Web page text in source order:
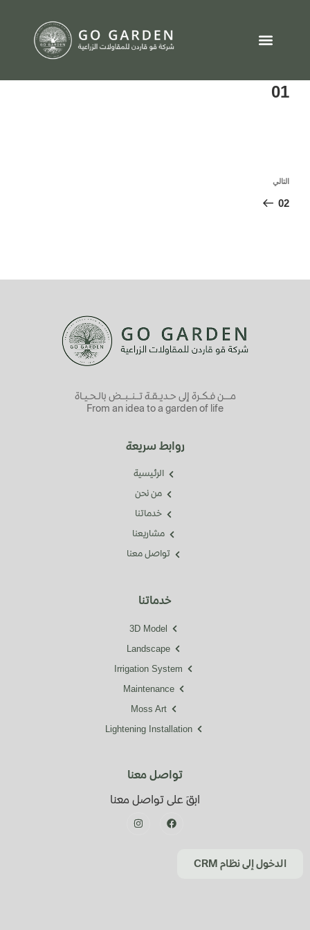
01
التالي
02
مـــن فـكـرة إلى حـديـقـة تــنــبــض بالـحـيـاة
From an idea to a garden of life
روابط سريعة
الرئيسية
من نحن
خدماتنا
مشاريعنا
تواصل معنا
خدماتنا
3D Model
Landscape
Irrigation System
Maintenance
Moss Art
Lightening Installation
تواصل معنا
ابقَ على تواصل معنا
الدخول إلى نظام CRM